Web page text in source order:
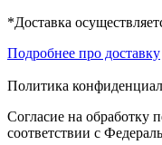
*Доставка
Подробнее про доставку
Политика
Согласие на обработку
соответствии с